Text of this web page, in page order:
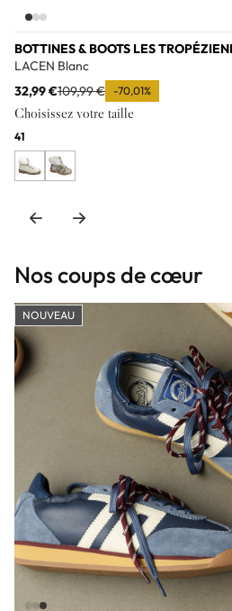
BOTTINES & BOOTS LES
LACEN Blanc
32,99 €109,99 € -70,01%
Choisissez votre taille
41
Nos coups de cœur
NOUVEAU